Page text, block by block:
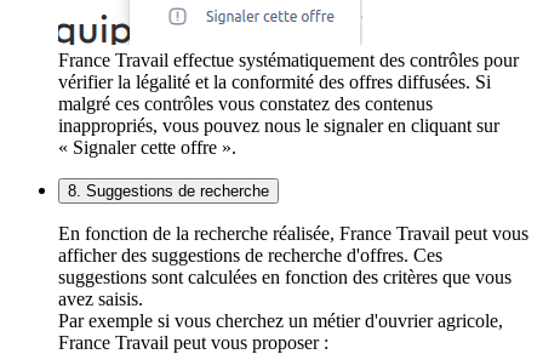
France Travail effectue systématiquement des contrôles pour
vérifier la légalité et la conformité des offres diffusées. Si
malgré ces contrôles vous constatez des contenus
inappropriés, vous pouvez nous le signaler en cliquant sur
« Signaler cette offre ».
8. Suggestions de recherche
En fonction de la recherche réalisée, France Travail peut vous
afficher des suggestions de recherche d'offres. Ces
suggestions sont calculées en fonction des critères que vous
avez saisis.
Par exemple si vous cherchez un métier d'ouvrier agricole,
France Travail peut vous proposer :